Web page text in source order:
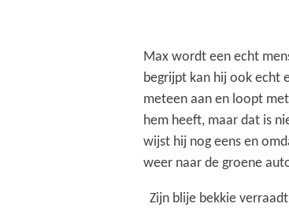
Max wordt een echt
begrijpt kan hij ook echt
meteen aan en loopt
hem heeft, maar dat is
wijst hij nog eens en
weer naar de groene
Zijn blije bekkie